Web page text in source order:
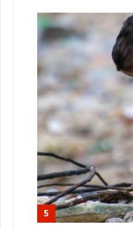
5